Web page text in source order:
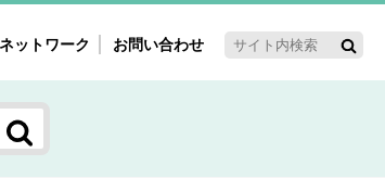
ーマ
ト研究室
ットワーク お問い合わせ